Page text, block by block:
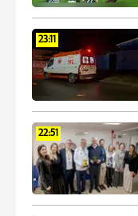
23:11
22:51